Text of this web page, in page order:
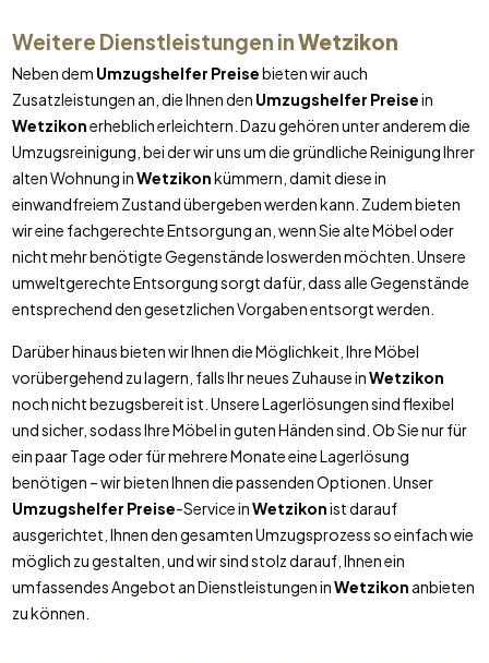
Weitere Dienstleistungen inWetzikon
Neben dem Umzugshelfer Preisebieten wir auch
Zusatzleistungen an, die Ihnen den Umzugshelfer Preisein
Wetzikonerheblich erleichtern. Dazu gehören unter anderem die
Umzugsreinigung, bei der wir uns um die gründliche Reinigung Ihrer
alten Wohnung inWetzikonkümmern, damit diese in
einwandfreiem Zustand übergeben werden kann. Zudem bieten
wir eine fachgerechte Entsorgung an, wenn Sie alte Möbel oder
nicht mehr benötigte Gegenstände loswerden möchten. Unsere
umweltgerechte Entsorgung sorgt dafür, dass alle Gegenstände
entsprechend den gesetzlichen Vorgaben entsorgt werden.
Darüber hinaus bieten wir Ihnen die Möglichkeit, Ihre Möbel
vorübergehend zu lagern, falls Ihr neues Zuhause inWetzikon
noch nicht bezugsbereit ist. Unsere Lagerlösungen sind flexibel
und sicher, sodass Ihre Möbel in guten Händen sind. Ob Sie nur für
ein paar Tage oder für mehrere Monate eine Lagerlösung
benötigen – wir bieten Ihnen die passenden Optionen. Unser
Umzugshelfer Preise-Service inWetzikonist darauf
ausgerichtet, Ihnen den gesamten Umzugsprozess so einfach wie
möglich zu gestalten, und wir sind stolz darauf, Ihnen ein
umfassendes Angebot an Dienstleistungen inWetzikon anbieten
zu können.